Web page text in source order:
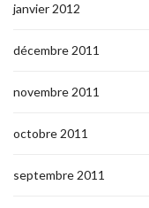
janvier 2012
décembre 2011
novembre 2011
octobre 2011
septembre 2011